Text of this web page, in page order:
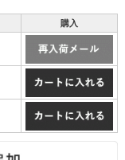
購入